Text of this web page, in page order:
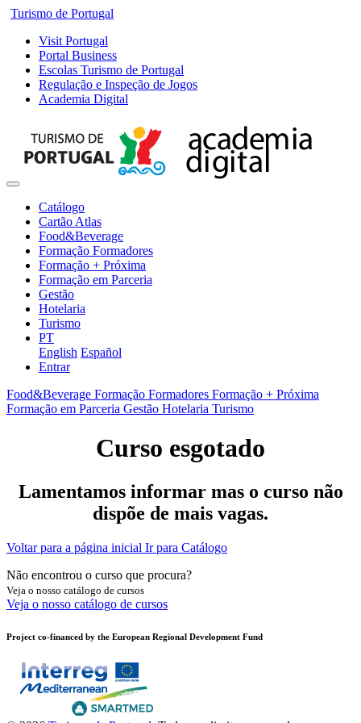
Turismo de Portugal
Visit Portugal
Portal Business
Escolas Turismo de Portugal
Regulação e Inspeção de Jogos
Academia Digital
Catálogo
Cartão Atlas
Food&Beverage
Formação Formadores
Formação + Próxima
Formação em Parceria
Gestão
Hotelaria
Turismo
PT
English Español
Entrar
Food&Beverage Formação Formadores Formação + Próxima
Formação em Parceria Gestão Hotelaria Turismo
Curso esgotado
Lamentamos informar mas o curso não
dispõe de mais vagas.
Voltar para a página inicial Ir para Catálogo
Não encontrou o curso que procura?
Veja o nosso catálogo de cursos
Veja o nosso catálogo de cursos
Project co-financed by the European Regional Development Fund